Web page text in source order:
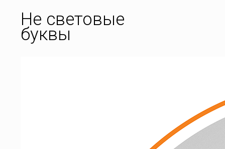
Не световые
буквы